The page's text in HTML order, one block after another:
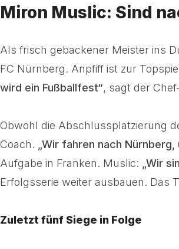
Miron Muslic: Sind
Als frisch gebackener Meister ins
FC Nürnberg. Anpfiff ist zur
wird ein Fußballfest“, sagt der
Obwohl die Abschlussplatzierung
Coach.
„Wir fahren nach
Aufgabe in Franken. Muslic:
„Wir
Erfolgsserie weiter ausbauen. Das
Zuletzt fünf Siege in Folge